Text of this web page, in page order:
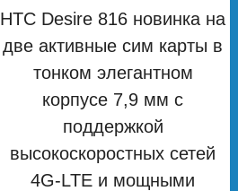
HTC Desire 816 новинка на
две активные сим карты в
тонком элегантном
корпусе 7,9 мм с
поддержкой
высокоскоростных сетей
4G-LTE и мощными